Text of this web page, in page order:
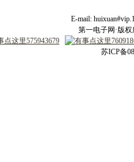
E-mail:
第一电子网·版权
苏ICP备